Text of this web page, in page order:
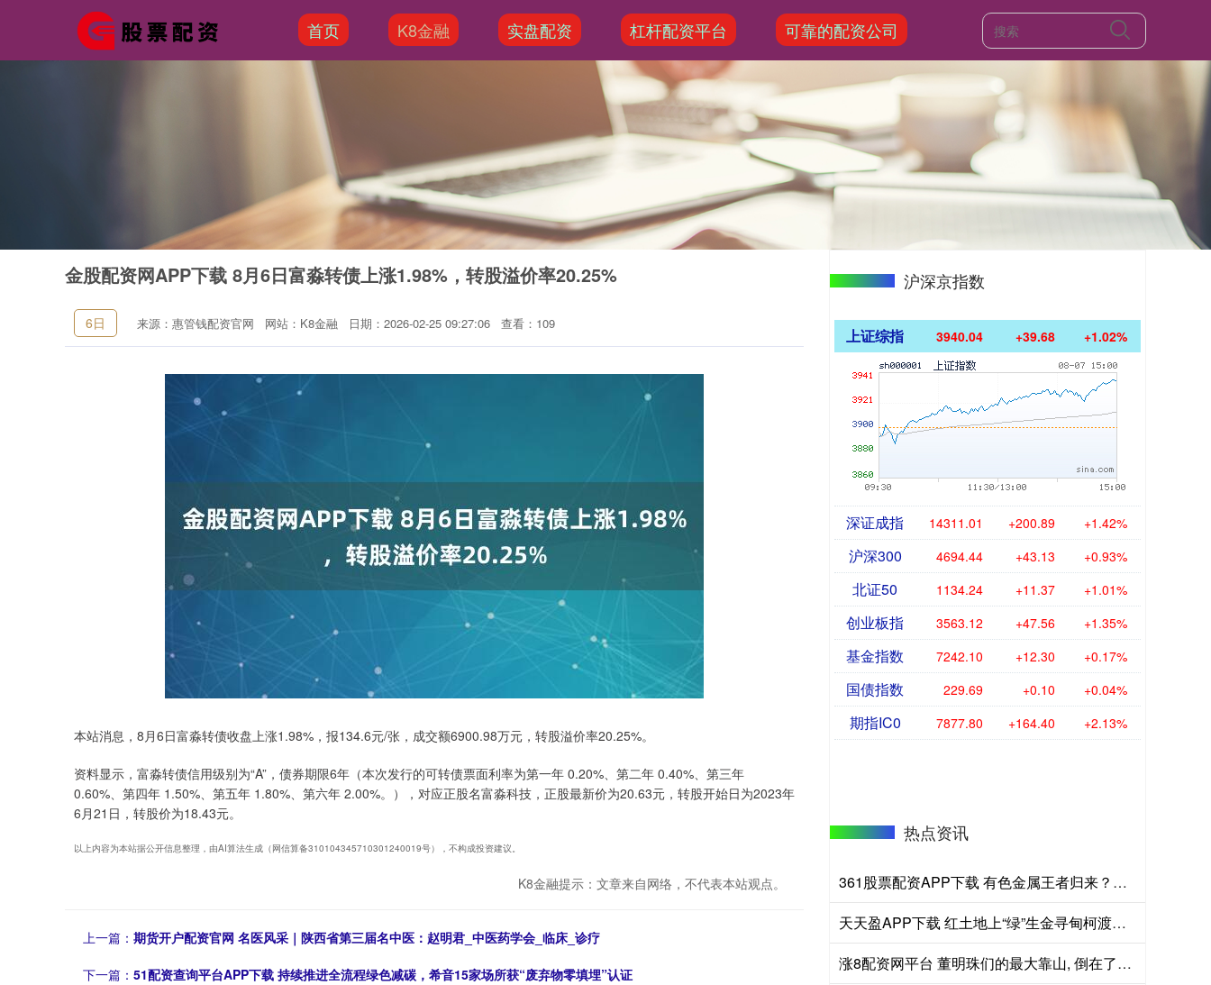
首页 K8金融 实盘配资 杠杆配资平台 可靠的配资公司
金股配资网APP下载 8月6日富淼转债上涨1.98%，转股溢价率20.25%
6日 来源：惠管钱配资官网 网站：K8金融 日期：2026-02-25 09:27:06 查看：109
本站消息，8月6日富淼转债收盘上涨1.98%，报134.6元/张，成交额6900.98万元，转股溢价率20.25%。
资料显示，富淼转债信用级别为“A”，债券期限6年（本次发行的可转债票面利率为第一年 0.20%、第二年 0.40%、第三年
0.60%、第四年 1.50%、第五年 1.80%、第六年 2.00%。），对应正股名富淼科技，正股最新价为20.63元，转股开始日为2023年
6月21日，转股价为18.43元。
以上内容为本站据公开信息整理，由AI算法生成（网信算备310104345710301240019号），不构成投资建议。
K8金融提示：文章来自网络，不代表本站观点。
上一篇： 期货开户配资官网 名医风采｜陕西省第三届名中医：赵明君_中医药学会_临床_诊疗
下一篇： 51配资查询平台APP下载 持续推进全流程绿色减碳，希音15家场所获“废弃物零填埋”认证
沪深京指数
上证综指 3940.04 +39.68 +1.02%
深证成指 14311.01 +200.89 +1.42%
沪深300 4694.44 +43.13 +0.93%
北证50 1134.24 +11.37 +1.01%
创业板指 3563.12 +47.56 +1.35%
基金指数 7242.10 +12.30 +0.17%
国债指数 229.69 +0.10 +0.04%
期指IC0 7877.80 +164.40 +2.13%
热点资讯
361股票配资APP下载 有色金属王者归来？现货黄金冲击4300美元！云南锗业三连板，华宝基金有色ETF（159876）盘中拉升2.45%
天天盈APP下载 红土地上“绿”生金寻甸柯渡夏季乡村游升温
涨8配资网平台 董明珠们的最大靠山, 倒在了2025